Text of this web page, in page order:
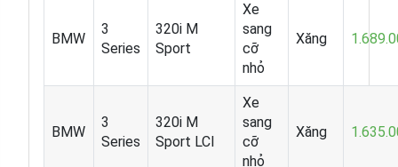
BMW
3
Series
320i M
Sport
Xe
sang
cỡ
nhỏ
Xăng
BMW
3
Series
320i M
Sport LCI
Xe
sang
cỡ
nhỏ
Xăng